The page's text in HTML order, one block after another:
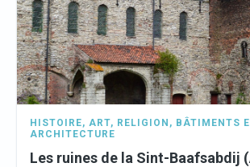
HISTOIRE, ART, RELIGION , BÂTIMENTS
ARCHITECTURE
Les ruines de la Sint-Baafsabdij